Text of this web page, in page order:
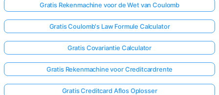
Gratis Rekenmachine voor de Wet van Coulomb
Gratis Coulomb's Law Formule Calculator
Gratis Covariantie Calculator
Gratis Rekenmachine voor Creditcardrente
Gratis Creditcard Aflos Oplosser